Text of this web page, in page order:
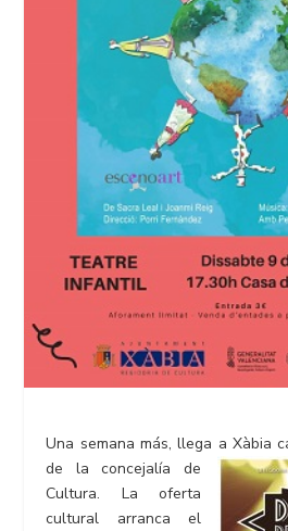
Una semana más, llega a Xàbia
de la concejalía de
Cultura. La oferta
cultural arranca el